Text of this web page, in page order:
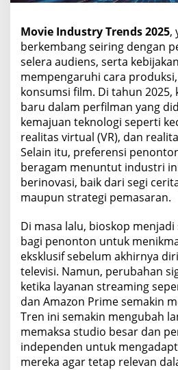
5
Movie Industry Trends 2025,
berkembang seiring dengan
selera audiens, serta
mempengaruhi cara
konsumsi film. Di tahun 2025,
baru dalam perfilman yang
kemajuan teknologi seperti
realitas virtual (VR), dan
Selain itu, preferensi
beragam menuntut industri
berinovasi, baik dari segi
maupun strategi pemasaran.
Di masa lalu, bioskop
bagi penonton untuk
eksklusif sebelum akhirnya
televisi. Namun, perubahan
ketika layanan streaming
dan Amazon Prime semakin
Tren ini semakin mengubah
memaksa studio besar dan
independen untuk
mereka agar tetap relevan